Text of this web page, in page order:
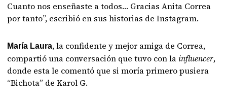
Cuanto nos enseñaste a todos… Gracias Anita Correa
por tanto”, escribió en sus historias de Instagram.
María Laura, la confidente y mejor amiga de Correa,
compartió una conversación que tuvo con la influencer,
donde esta le comentó que si moría primero pusiera
“Bichota” de Karol G.